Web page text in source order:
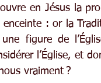
en Jésus la
enceinte : or la
figure de
l’Église, et
vraiment ?